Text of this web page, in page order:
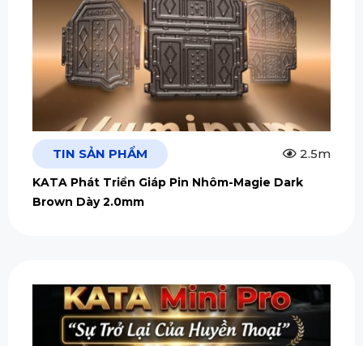
TIN SẢN PHẨM 2.5m
KATA Phát Triển Giáp Pin Nhôm-Magie Dark
Brown Dày 2.0mm